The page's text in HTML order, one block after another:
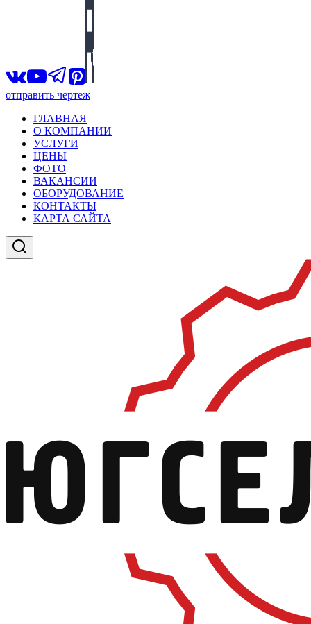
отправить чертеж
ГЛАВНАЯ
О КОМПАНИИ
УСЛУГИ
ЦЕНЫ
ФОТО
ВАКАНСИИ
ОБОРУДОВАНИЕ
КОНТАКТЫ
КАРТА САЙТА